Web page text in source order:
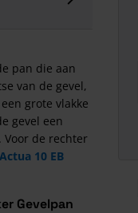
pan die aan
van de gevel,
grote vlakke
gevel een
Voor de rechter
10 EB
Gevelpan